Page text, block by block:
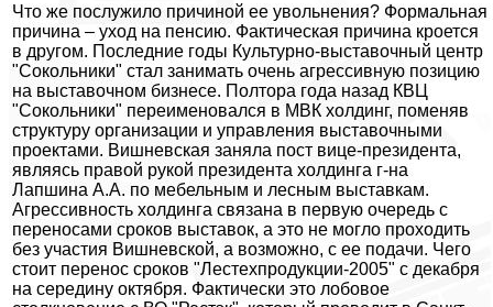
Что же послужило причиной ее увольнения? Формальная
причина – уход на пенсию. Фактическая причина кроется
в другом. Последние годы Культурно-выставочный центр
"Сокольники" стал занимать очень агрессивную позицию
на выставочном бизнесе. Полтора года назад КВЦ
"Сокольники" переименовался в МВК холдинг, поменяв
структуру организации и управления выставочными
проектами. Вишневская заняла пост вице-президента,
являясь правой рукой президента холдинга г-на
Лапшина А.А. по мебельным и лесным выставкам.
Агрессивность холдинга связана в первую очередь с
переносами сроков выставок, а это не могло проходить
без участия Вишневской, а возможно, с ее подачи. Чего
стоит перенос сроков "Лестехпродукции-2005" с декабря
на середину октября. Фактически это лобовое